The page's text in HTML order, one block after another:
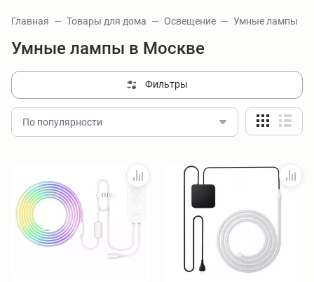
Главная Товары для дома Освещение Умные лампы
Умные лампы в Москве
Фильтры
По популярности